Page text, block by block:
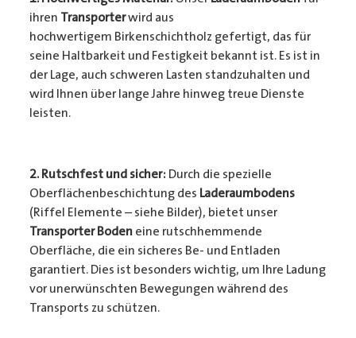
ihren Transporterwird aus
hochwertigem Birkenschichtholz gefertigt, das für
seine Haltbarkeit und Festigkeit bekannt ist. Es ist in
der Lage, auch schweren Lasten standzuhalten und
wird Ihnen über lange Jahre hinweg treue Dienste
leisten.
2. Rutschfest und sicher: Durch die spezielle
Oberflächenbeschichtung des Laderaumbodens
(Riffel Elemente – siehe Bilder), bietet unser
Transporter Bodeneine rutschhemmende
Oberfläche, die ein sicheres Be- und Entladen
garantiert. Dies ist besonders wichtig, um Ihre Ladung
vor unerwünschten Bewegungen während des
Transports zu schützen.